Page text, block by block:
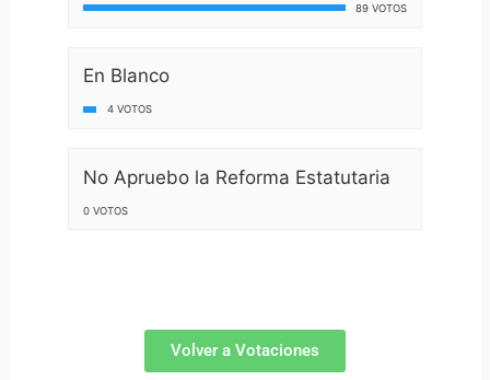
89 VOTOS
En Blanco
4 VOTOS
No Apruebo la Reforma Estatutaria
0 VOTOS
Volver a Votaciones